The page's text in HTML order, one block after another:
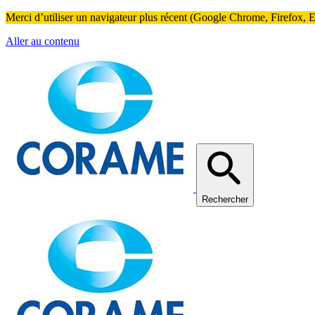
Merci d’utiliser un navigateur plus récent (Google Chrome, Firefox,
Aller au contenu
Rechercher